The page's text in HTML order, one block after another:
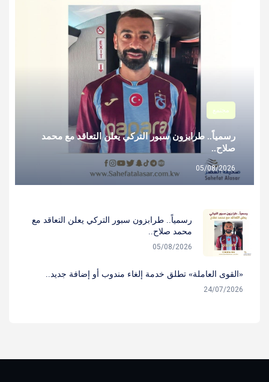
مجتمع
رسمياً.. طرابزون سبور التركي يعلن التعاقد مع محمد
صلاح..
05/08/2026
رسمياً.. طرابزون سبور التركي يعلن التعاقد مع
محمد صلاح..
05/08/2026
«القوى العاملة» تطلق خدمة إلغاء مندوب أو إضافة جديد..
24/07/2026